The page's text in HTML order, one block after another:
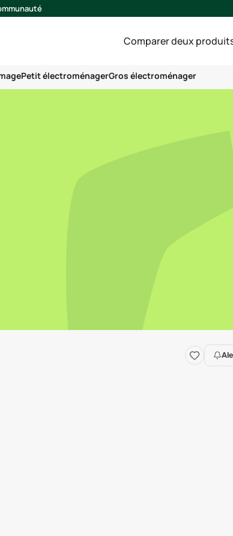
Comparer deux
Petit électroménagerGros électroménager